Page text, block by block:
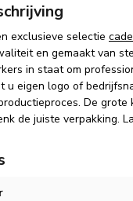
exclusieve selectie
en gemaakt van
in staat om
u eigen logo of
De grote
de juiste verpakking.